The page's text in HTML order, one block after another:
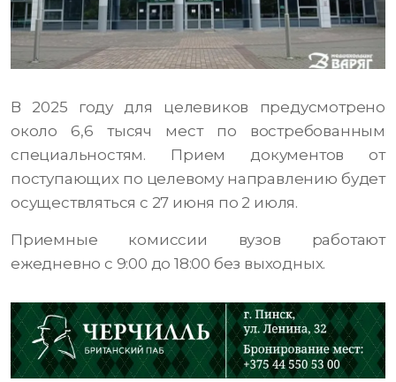
В 2025 году для целевиков предусмотрено
около 6,6 тысяч мест по востребованным
специальностям. Прием документов от
поступающих по целевому направлению будет
осуществляться с 27 июня по 2 июля.
Приемные комиссии вузов работают
ежедневно с 9:00 до 18:00 без выходных.